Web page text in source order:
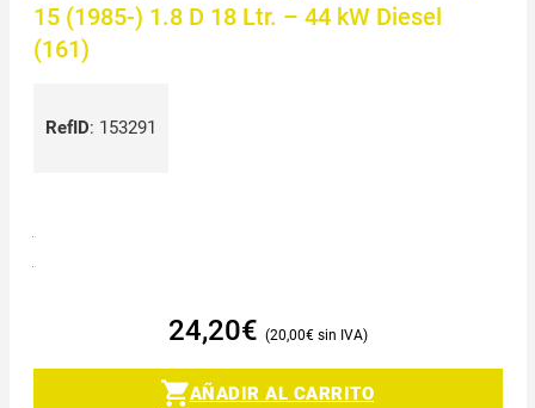
15 (1985-) 1.8 D 18 Ltr. – 44 kW Diesel
(161)
RefID: 153291
24,20€ 20,00€
AÑADIR AL CARRITO